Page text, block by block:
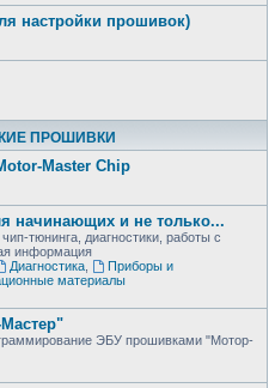
настройки прошивок)
ПРОШИВКИ
Master Chip
начинающих и не только...
тюнинга, диагностики, работы с
информация
Диагностика,
Приборы и
материалы
ЭБУ прошивками "Мотор-